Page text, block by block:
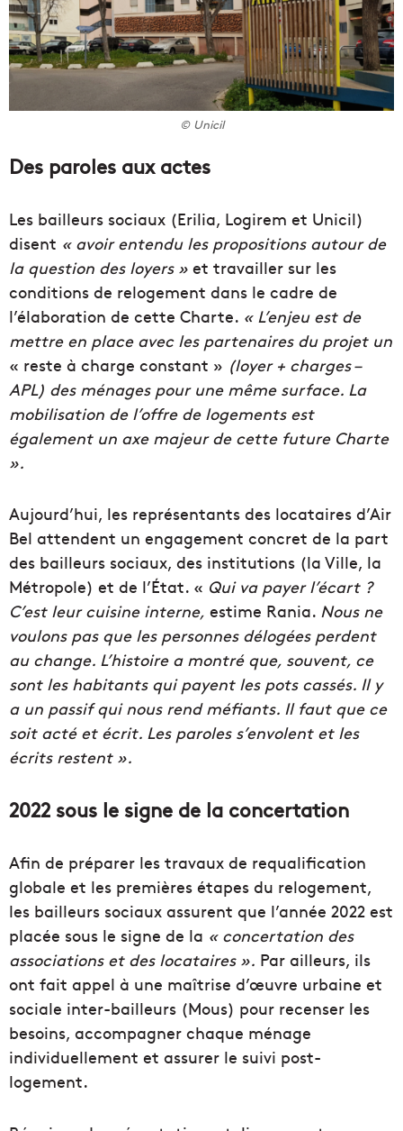
© Unicil
Des paroles aux actes
Les bailleurs sociaux (Erilia, Logirem et Unicil)
disent « avoir entendu les propositions autour de
la question des loyers » et travailler sur les
conditions de relogement dans le cadre de
l’élaboration de cette Charte. « L’enjeu est de
mettre en place avec les partenaires du projet un
« reste à charge constant » (loyer + charges–
APL) des ménages pour une même surface. La
mobilisation de l’offre de logements est
également un axe majeur de cette future Charte
».
Aujourd’hui, les représentants des locataires d’Air
Bel attendent un engagement concret de la part
des bailleurs sociaux, des institutions (la Ville, la
Métropole) et de l’État. « Qui va payer l’écart ?
C’est leurcuisineinterne, estime Rania. Nous ne
voulons pas que les personnes délogées perdent
au change. L’histoire a montré que, souvent, ce
sont les habitants qui payent les pots cassés. Il y
a un passif qui nous rendméfiants. Il faut que ce
soit acté et écrit. Les paroles s’envolentet les
écrits restent ».
2022 sous le signe de la concertation
Afin de préparer les travaux de requalification
globale et les premières étapes du relogement,
les bailleurs sociaux assurent que l’année 2022 est
placée sous le signe de la « concertation des
associations et des locataires ». Par ailleurs, ils
ont fait appel à une maîtrise d’œuvre urbaine et
sociale inter-bailleurs (Mous) pour recenser les
besoins, accompagner chaque ménage
individuellement et assurer le suivi post-
logement.